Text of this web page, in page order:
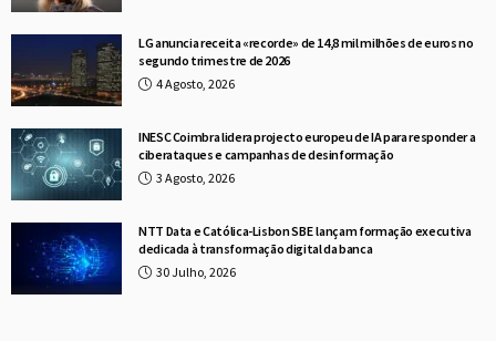
LG anuncia receita «recorde» de 14,8 mil milhões de euros no
segundo trimestre de 2026
4 Agosto, 2026
INESC Coimbra lidera projecto europeu de IA para responder a
ciberataques e campanhas de desinformação
3 Agosto, 2026
NTT Data e Católica-Lisbon SBE lançam formação executiva
dedicada à transformação digital da banca
30 Julho, 2026